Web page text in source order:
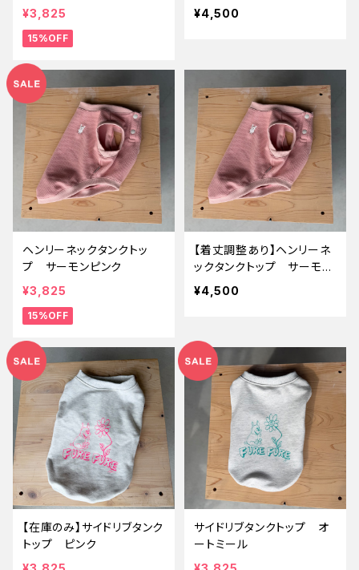
¥3,825
15%OFF
¥4,500
ヘンリーネックタンクトッ
プ サーモンピンク
¥3,825
15%OFF
【着丈調整あり】ヘンリーネ
ックタンクトップ サーモン
ピンク
¥4,500
【在庫のみ】サイドリブタンク
トップ ピンク
サイドリブタンクトップ オ
ートミール